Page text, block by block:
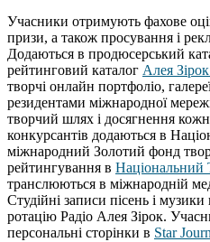
Учасники отримують фахове
призи, а також просування і
Додаються в продюсерський
рейтинговий каталог Алея
творчі онлайн портфоліо,
резидентами міжнародної
творчий шлях і досягнення
конкурсантів додаються в
міжнародний Золотий фонд
рейтингування в Національний
транслюються в міжнародній
Студійні записи пісень і
ротацію Радіо Алея Зірок.
персональні сторінки в Star